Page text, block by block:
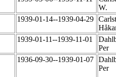
W.
1939-01-14--1939-04-29
1939-01-11--1939-11-01
Per
1936-09-30--1939-01-07
Per